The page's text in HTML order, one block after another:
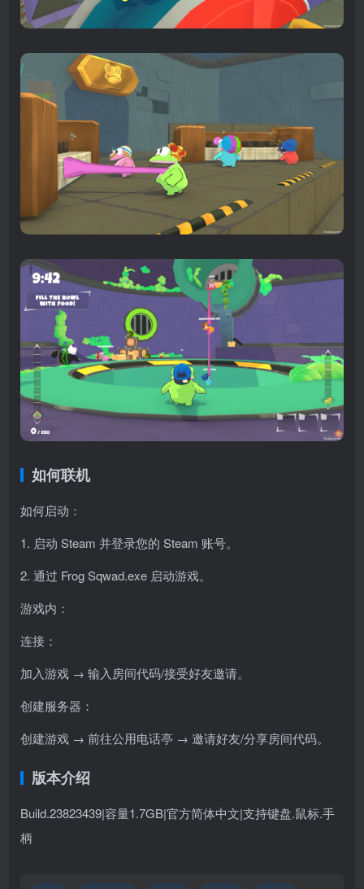
如何联机
如何启动：
1. 启动 Steam 并登录您的 Steam 账号。
2. 通过 Frog Sqwad.exe 启动游戏。
游戏内：
连接：
加入游戏 → 输入房间代码/接受好友邀请。
创建服务器：
创建游戏 → 前往公用电话亭 → 邀请好友/分享房间代码。
版本介绍
Build.23823439|容量1.7GB|官方简体中文|支持键盘.鼠标.手
柄